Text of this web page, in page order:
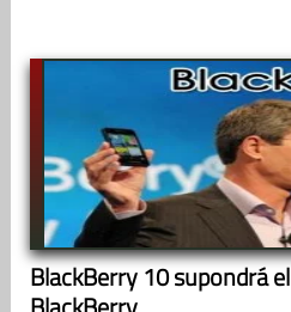
BlackBerry 10 supondrá